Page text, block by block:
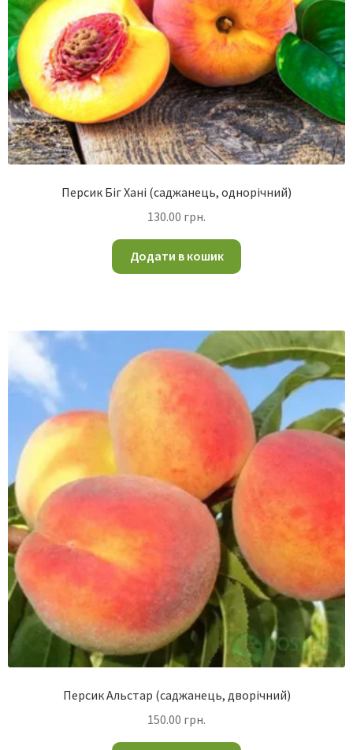
Персик Біг Хані (саджанець, однорічний)
130.00 грн.
Додати в кошик
Персик Альстар (саджанець, дворічний)
150.00 грн.